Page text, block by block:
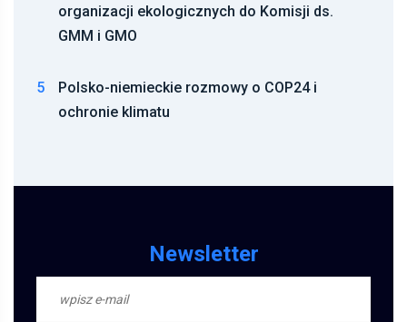
organizacji ekologicznych do Komisji ds.
GMM i GMO
5
Polsko-niemieckie rozmowy o COP24 i
ochronie klimatu
Newsletter